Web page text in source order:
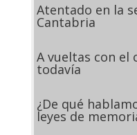
Atentado en la
Cantabria
A vueltas con el
todavía
¿De qué
leyes de